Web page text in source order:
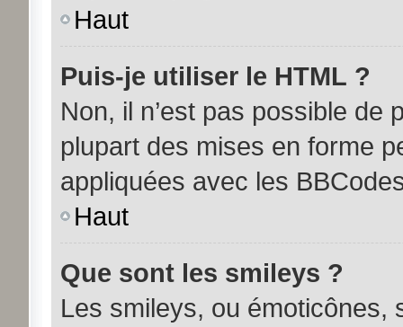
Haut
Puis-je utiliser le HTML ?
Non, il n’est pas possible de
plupart des mises en forme
appliquées avec les
Haut
Que sont les smileys ?
Les smileys, ou émoticônes,